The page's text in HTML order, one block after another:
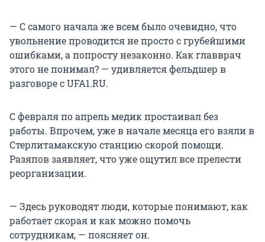
— С самого начала же всем было очевидно, что
увольнение проводится не просто с грубейшими
ошибками, а попросту незаконно. Как главврач
этого не понимал? — удивляется фельдшер в
разговоре с UFA1.RU.
С февраля по апрель медик простаивал без
работы. Впрочем, уже в начале месяца его взяли в
Стерлитамакскую станцию скорой помощи.
Разяпов заявляет, что уже ощутил все прелести
реорганизации.
— Здесь руководят люди, которые понимают, как
работает скорая и как можно помочь
сотрудникам, — поясняет он.